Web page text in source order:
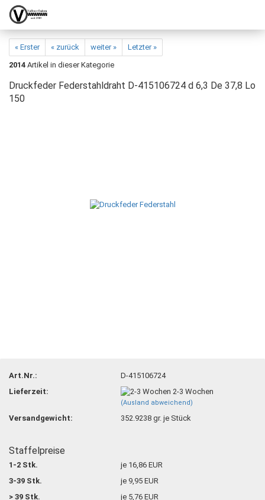
« Erster « zurück weiter »
Letzter »
2014 Artikel in dieser Kategorie
Druckfeder Federstahldraht D-415106724 d 6,3 De 37,8 Lo
150
Art.Nr.:
D-415106724
Lieferzeit:
2-3 Wochen
(Ausland abweichend)
Versandgewicht: 352.9238 gr. je Stück
Staffelpreise
1-2 Stk.
je 16,86 EUR
3-39 Stk.
je 9,95 EUR
> 39 Stk.
je 5,76 EUR